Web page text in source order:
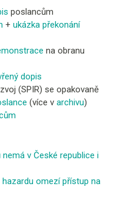
poslancům
+ ukázka překonání
na obranu
dopis
(SPIR) se opakovaně
(více v archivu)
v České republice i
omezí přístup na